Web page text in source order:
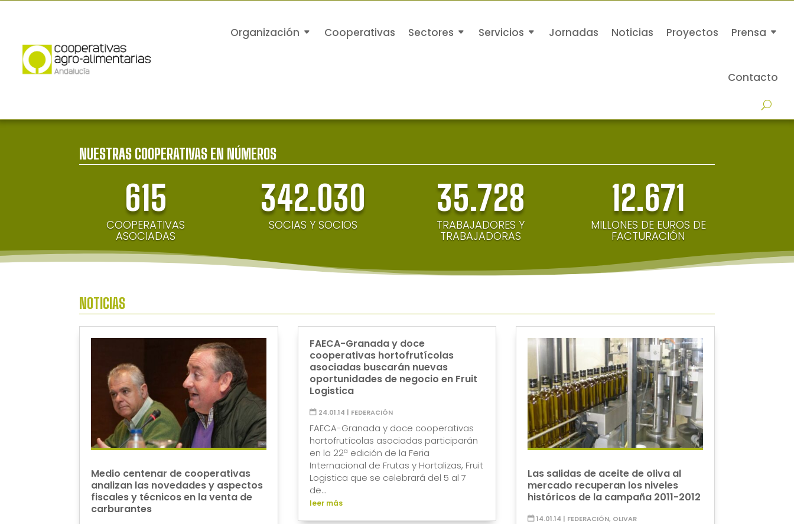
Organización Cooperativas Sectores Servicios Jornadas Noticias Proyectos Prensa
Contacto
NUESTRAS COOPERATIVAS EN NÚMEROS
615
COOPERATIVAS
ASOCIADAS
342.030
SOCIAS Y SOCIOS
35.728
TRABAJADORES Y
TRABAJADORAS
12.671
MILLONES DE EUROS DE
FACTURACIÓN
NOTICIAS
Medio centenar de cooperativas
analizan las novedades y aspectos
fiscales y técnicos en la venta de
carburantes
FAECA-Granada y doce
cooperativas hortofrutícolas
asociadas buscarán nuevas
oportunidades de negocio en Fruit
Logistica
24.01.14 | FEDERACIÓN
FAECA-Granada y doce cooperativas
hortofrutícolas asociadas participarán
en la 22ª edición de la Feria
Internacional de Frutas y Hortalizas, Fruit
Logistica que se celebrará del 5 al 7
de...
leer más
Las salidas de aceite de oliva al
mercado recuperan los niveles
históricos de la campaña 2011-2012
14.01.14 | FEDERACIÓN, OLIVAR